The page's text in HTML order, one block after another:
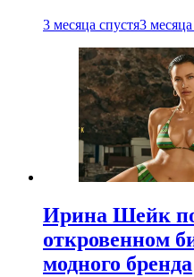
3 месяца спустя3
Ирина Шейк
откровенном
модного бренда